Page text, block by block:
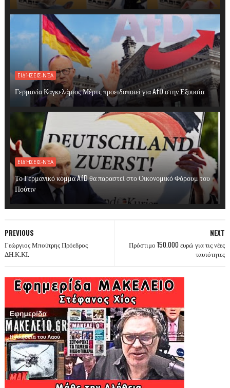
ΕΙΔΉΣΕΙΣ-ΝΈΑ
Γερμανία Καγκελάριος Μέρτς προειδοποιεί για AfD στην Εξουσία
ΕΙΔΉΣΕΙΣ-ΝΈΑ
Το Γερμανικό κόμμα AfD θα παραστεί στο Οικονομικό Φόρουμ του
Πούτιν
NEXT
Πρόστιμο 150.000 ευρώ για τις νέες
ταυτότητες
PREVIOUS
Γεώργιος Μπούτρης Πρόεδρος
ΔΗ.Κ.ΚΙ.